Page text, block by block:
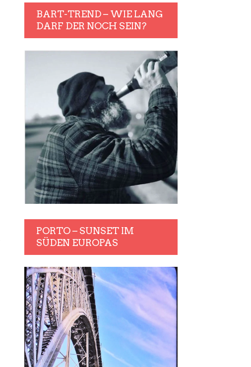
BART-TREND – WIE LANG
DARF DER NOCH SEIN?
PORTO – SUNSET IM
SÜDEN EUROPAS